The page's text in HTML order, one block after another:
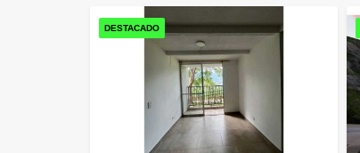
$699.360.000
DESTACADO